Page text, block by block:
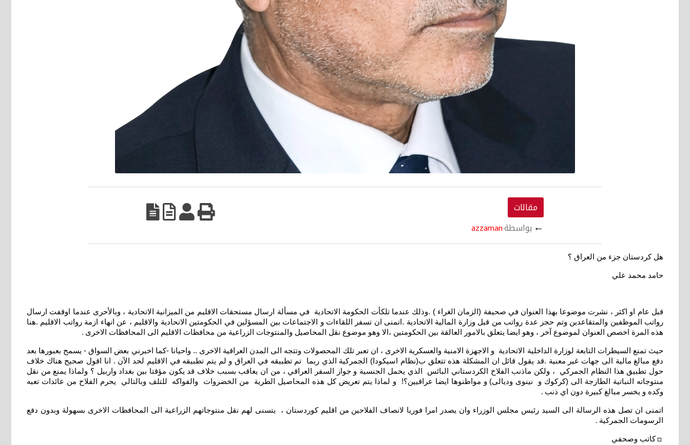
مقالات
← بواسطةazzaman
هل كردستان جزء من العراق ؟
حامد محمد علي
قبل عام او اكثر ، نشرت موضوعا بهذا العنوان في صحيفة (الزمان الغراء ) .وذلك عندما تلكأت الحكومة الاتحادية في مسألة ارسال مستحقات الاقليم من الميزانية الاتحادية ، وبالأحرى عندما اوقفت ارسال
رواتب الموظفين والمتقاعدين وتم حجز عدة رواتب من قبل وزارة المالية الاتحادية .اتمنى ان تسفر اللقاءات و الاجتماعات بين المسؤلين في الحكومتين الاتحادية والاقليم ، عن انهاء ازمة رواتب الاقليم .هنا
هذه المرة اخصص العنوان لموضوع آخر ، وهو ايضا يتعلق بالامور العالقة بين الحكومتين ،الا وهو موضوع نقل المحاصيل والمنتوجات الزراعية من محافظات الاقليم الى المحافظات الاخرى .
حيث تمنع السيطرات التابعة لوزارة الداخلية الاتحادية و الاجهزة الامنية والعسكرية الاخرى ، ان تعبر تلك المحصولات وتتجه الى المدن العراقية الاخرى .. واحيانا -كما اخبرني بعض السواق - يسمح بعبورها بعد
دفع مبالغ مالية الى جهات غير معنية .قد يقول قائل ان المشكلة هذه تتعلق ب(نظام اسيكودا) الجمركية الذي ربما تم تطبيقه في العراق و لم يتم تطبيقه في الاقليم لحد الآن . انا اقول صحيح هناك خلاف
حول تطبيق هذا النظام الجمركي ، ولكن ماذنب الفلاح الكردستاني البائس الذي يحمل الجنسية و جواز السفر العراقي ، من ان يعاقب بسبب خلاف قد يكون مؤقتا بين بغداد واربيل ؟ ولماذا يمنع من نقل
منتوجاته النباتية الطازجة الى (كركوك و نينوى وديالى) و مواطنوها ايضا عراقيين؟! و لماذا يتم تعريض كل هذه المحاصيل الطرية من الخضروات والفواكه للتلف وبالتالي يحرم الفلاح من عائدات تعبه
وكده و يخسر مبالغ كبيرة دون اي ذنب .
اتمنى ان تصل هذه الرسالة الى السيد رئيس مجلس الوزراء وان يصدر امرا فوريا لانصاف الفلاحين من اقليم كوردستان ، يتسنى لهم نقل منتوجاتهم الزراعية الى المحافظات الاخرى بسهولة وبدون دفع
الرسومات الجمركية .
□ كاتب وصحفي